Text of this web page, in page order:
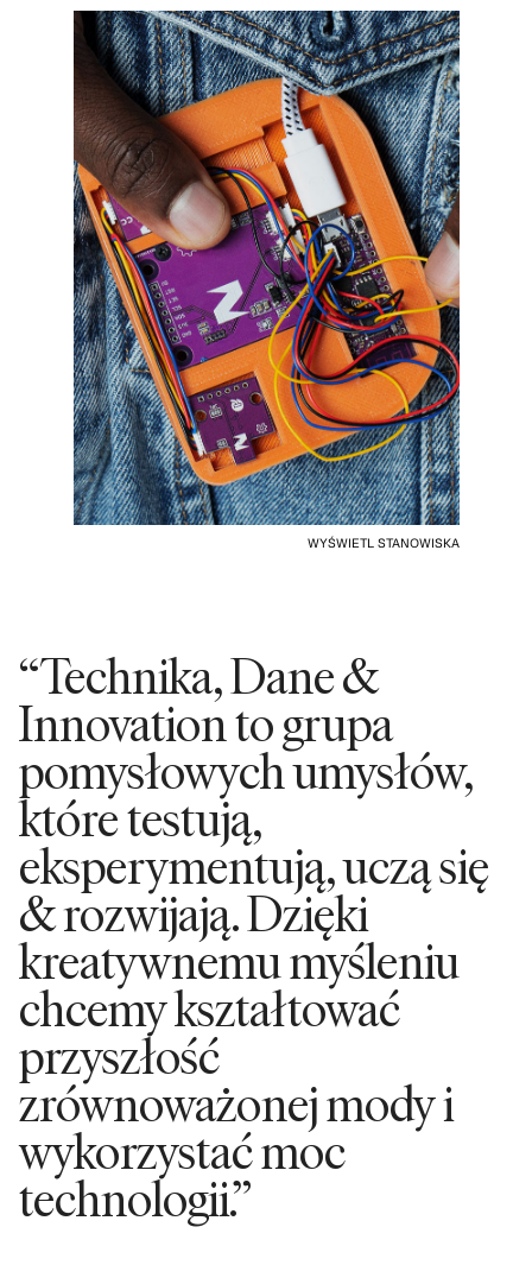
WYŚWIETL STANOWISKA
“Technika, Dane &
Innovation to grupa
pomysłowych umysłów,
które testują,
eksperymentują, uczą się
& rozwijają. Dzięki
kreatywnemu myśleniu
chcemy kształtować
przyszłość
zrównoważonej mody i
wykorzystać moc
technologii.”